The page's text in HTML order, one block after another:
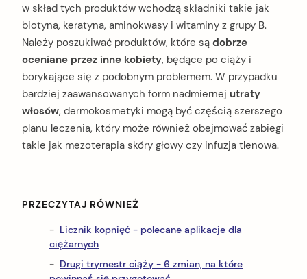
w skład tych produktów wchodzą składniki takie jak
biotyna, keratyna, aminokwasy i witaminy z grupy B.
Należy poszukiwać produktów, które są dobrze
oceniane przez inne kobiety, będące po ciąży i
borykające się z podobnym problemem. W przypadku
bardziej zaawansowanych form nadmiernej utraty
włosów, dermokosmetyki mogą być częścią szerszego
planu leczenia, który może również obejmować zabiegi
takie jak mezoterapia skóry głowy czy infuzja tlenowa.
PRZECZYTAJ RÓWNIEŻ
Licznik kopnięć - polecane aplikacje dla
ciężarnych
Drugi trymestr ciąży - 6 zmian, na które